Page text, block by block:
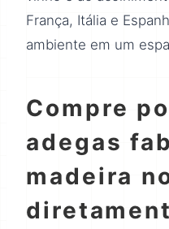
França, Itália e
ambiente em um
Compre
adegas
madeira